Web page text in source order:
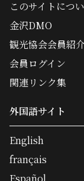
このサイトにつ
金沢DMO
観光協会会員紹
会員ログイン
関連リンク集
外国語サイト
English
français
Español